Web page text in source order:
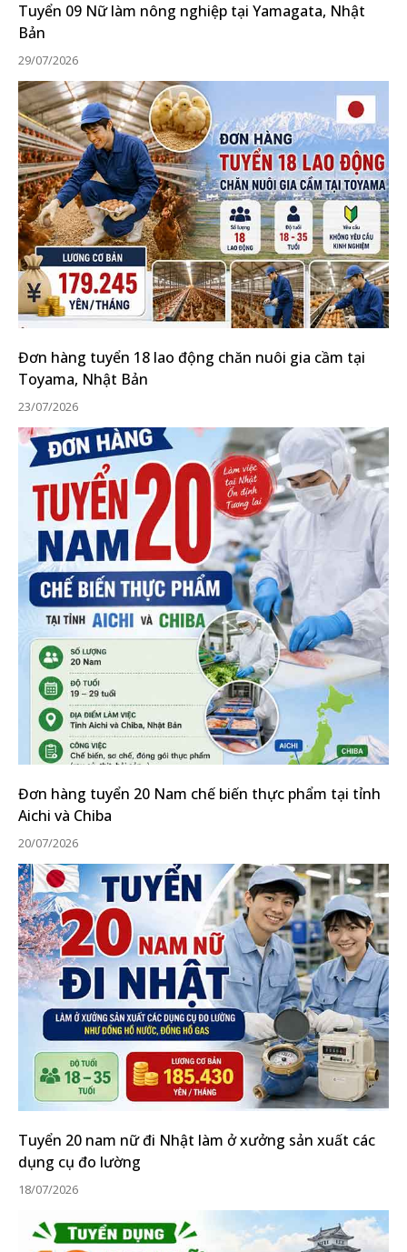
Tuyển 09 Nữ làm nông nghiệp tại Yamagata, Nhật
Bản
29/07/2026
Đơn hàng tuyển 18 lao động chăn nuôi gia cầm tại
Toyama, Nhật Bản
23/07/2026
Đơn hàng tuyển 20 Nam chế biến thực phẩm tại tỉnh
Aichi và Chiba
20/07/2026
Tuyển 20 nam nữ đi Nhật làm ở xưởng sản xuất các
dụng cụ đo lường
18/07/2026